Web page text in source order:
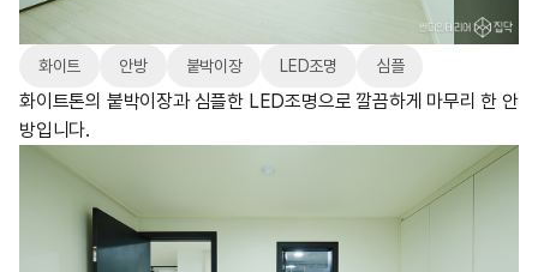
화이트 안방 붙박이장 LED조명 심플
화이트톤의 붙박이장과 심플한 LED조명으로 깔끔하게 마무리 한 안
방입니다.